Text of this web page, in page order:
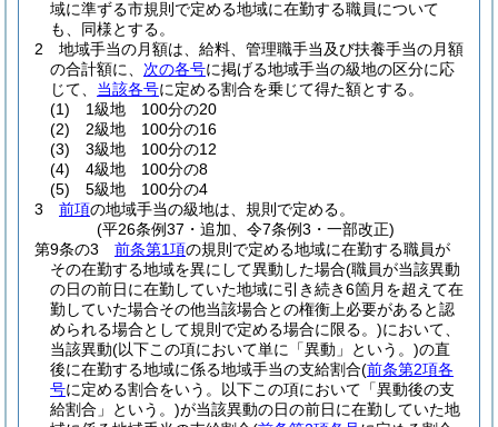
域に準ずる市規則で定める地域に在勤する職員について
も、同様とする。
2
地域手当の月額は、給料、管理職手当及び扶養手当の月額
の合計額に、 次の各号に掲げる地域手当の級地の区分に応
じて、 当該各号に定める割合を乗じて得た額とする。
(1)
1級地 100分の20
(2)
2級地 100分の16
(3)
3級地 100分の12
(4)
4級地 100分の8
(5)
5級地 100分の4
3
前項の地域手当の級地は、規則で定める。
(平26条例37・追加、令7条例3・一部改正)
第9条の3
前条第1項の規則で定める地域に在勤する職員が
その在勤する地域を異にして異動した場合(職員が当該異動
の日の前日に在勤していた地域に引き続き6箇月を超えて在
勤していた場合その他当該場合との権衡上必要があると認
められる場合として規則で定める場合に限る。)において、
当該異動(以下この項において単に「異動」という。)の直
後に在勤する地域に係る地域手当の支給割合(前条第2項各
号に定める割合をいう。以下この項において「異動後の支
給割合」という。)が当該異動の日の前日に在勤していた地